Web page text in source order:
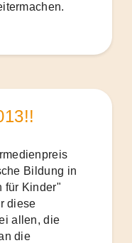
Bildung in
für Kinder"
diese
allen, die
die